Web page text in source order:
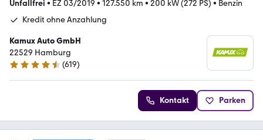
Unfallfrei • EZ 03/2019 • 127.550 km • 200 kW (272 PS) • Benzin
Kredit ohne Anzahlung
Kamux Auto GmbH
22529 Hamburg
4.6 Sterne
(619)
Kontakt Parken